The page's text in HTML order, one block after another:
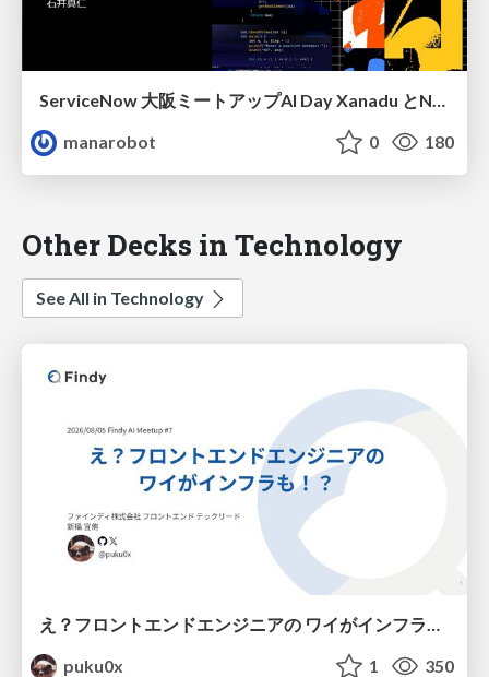
ServiceNow 大阪ミートアップAI Day Xanadu とNowAssist
manarobot
0 180
Other Decks in Technology
See All in Technology
puku0x
1 350